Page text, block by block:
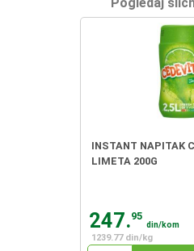
INSTANT NAPITAK
LIMETA 200G
247.95
din/kom
1239.77 din/kg